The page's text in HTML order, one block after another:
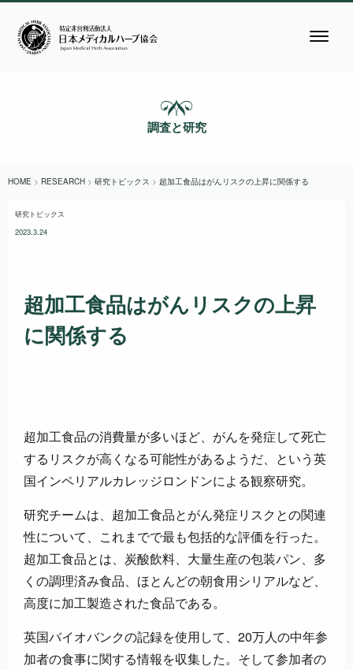
調査と研究
HOME > RESEARCH > 研究トピックス > 超加工食品はがんリスクの上昇に関係する
研究トピックス
2023.3.24
超加工食品はがんリスクの上昇
に関係する
超加工食品の消費量が多いほど、がんを発症して死亡
するリスクが高くなる可能性があるようだ、という英
国インペリアルカレッジロンドンによる観察研究。
研究チームは、超加工食品とがん発症リスクとの関連
性について、これまでで最も包括的な評価を行った。
超加工食品とは、炭酸飲料、大量生産の包装パン、多
くの調理済み食品、ほとんどの朝食用シリアルなど、
高度に加工製造された食品である。
英国バイオバンクの記録を使用して、20万人の中年参
加者の食事に関する情報を収集した。そして参加者の